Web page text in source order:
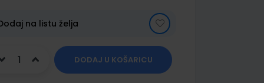
na listu želja
DODAJ U KOŠARICU